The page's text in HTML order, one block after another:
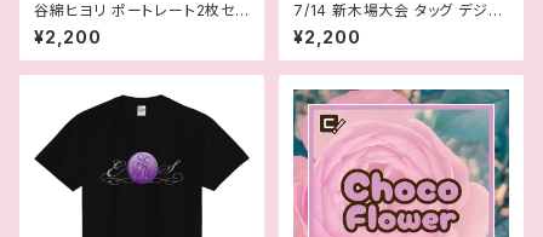
谷綿ヒヨリ ポートレート2枚セッ
ト（ステッカー＆会員証付）
¥2,200
7/14 新木場大会 タッグ デジタ
ル版ポートレート
¥2,200